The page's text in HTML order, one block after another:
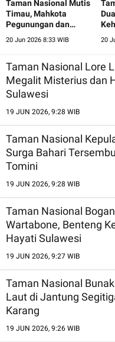
Taman Nasional Mutis
Timau, Mahkota
Pegunungan dan
Hutan Cendana Nusa
20 Jun 2026 8:33 WIB 20
Taman Nasional Lore
Megalit Misterius dan
Sulawesi
19 JUN 2026, 9:28 WIB
Taman Nasional
Surga Bahari
Tomini
19 JUN 2026, 9:28 WIB
Taman Nasional
Wartabone, Benteng
Hayati Sulawesi
19 JUN 2026, 9:27 WIB
Taman Nasional
Laut di Jantung
Karang
19 JUN 2026, 9:26 WIB